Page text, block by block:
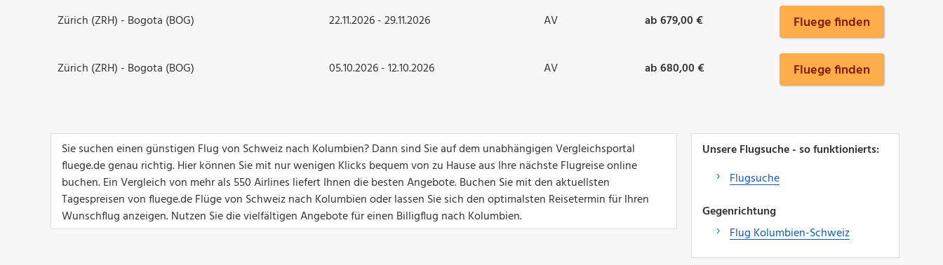
Zürich (ZRH) - Bogota (BOG)
22.11.2026 - 29.11.2026 AV ab 679,00 € Fluege finden
Zürich (ZRH) - Bogota (BOG) 05.10.2026 - 12.10.2026 AV ab 680,00 € Fluege finden
Sie suchen einen günstigen Flug von Schweiz nach Kolumbien? Dann sind Sie auf dem unabhängigen Vergleichsportal
fluege.de genau richtig. Hier können Sie mit nur wenigen Klicks bequem von zu Hause aus Ihre nächste Flugreise online
buchen. Ein Vergleich von mehr als 550 Airlines liefert Ihnen die besten Angebote. Buchen Sie mit den aktuellsten
Tagespreisen von fluege.de Flüge von Schweiz nach Kolumbien oder lassen Sie sich den optimalsten Reisetermin für Ihren
Wunschflug anzeigen. Nutzen Sie die vielfältigen Angebote für einen Billigflug nach Kolumbien.
Unsere Flugsuche - so funktionierts:
Flugsuche
Gegenrichtung
Flug Kolumbien-Schweiz